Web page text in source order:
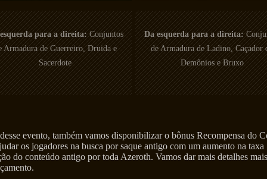
para a direita:Conjuntos
Armadura de Guerreiro, Druida e
Sacerdote
Da esquerda para a direita:
de Armadura de Ladino, Caçador
Demônios e Bruxo
evento, também vamos disponibilizar o bônus Recompensa do
os jogadores na busca por saque antigo com um aumento na taxa
do conteúdo antigo por toda Azeroth. Vamos dar mais detalhes